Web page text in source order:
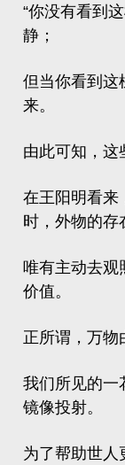
“你没有看到
静；
但当你看到这
来。
由此可知，这
在王阳明看来
时，外物的存
唯有主动去观
价值。
正所谓，万物
我们所见的一
镜像投射。
为了帮助世人